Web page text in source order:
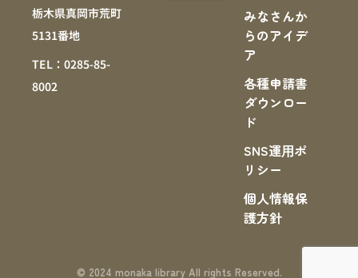
栃木県真岡市荒町
5131番地
TEL：0285-85-
8002
みなさんか
らのアイデ
ア
各種申請書
ダウンロー
ド
SNS運⽤ポ
リシー
個人情報保
護方針
© 2024 monaka library All rights Reserved.